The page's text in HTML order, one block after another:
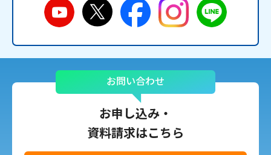
お問い合わせ
お申し込み・
資料請求はこちら